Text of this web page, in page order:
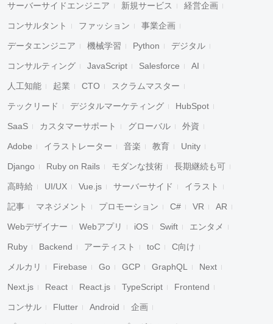
サーバーサイドエンジニア 新規サービス 経営企画
コンサルタント ファッション 事業企画
データエンジニア 機械学習 Python デジタル
コンサルティング JavaScript Salesforce AI
人工知能 起業 CTO スクラムマスター
テックリード デジタルマーケティング HubSpot
SaaS カスタマーサポート グローバル 外資
Adobe イラストレーター 音楽 教育 Unity
Django Ruby on Rails モダンな技術 長期継続も可
高時給 UI/UX Vue.js サーバーサイド イラスト
記事 マネジメント プロモーション C# VR AR
Webデザイナー Webアプリ iOS Swift エンタメ
Ruby Backend アーティスト toC C向け
メルカリ Firebase Go GCP GraphQL Next
Next.js React React.js TypeScript Frontend
コンサル Flutter Android 企画